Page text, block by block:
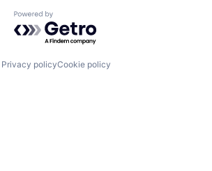
Powered by Getro.com
Privacy policyCookie policy